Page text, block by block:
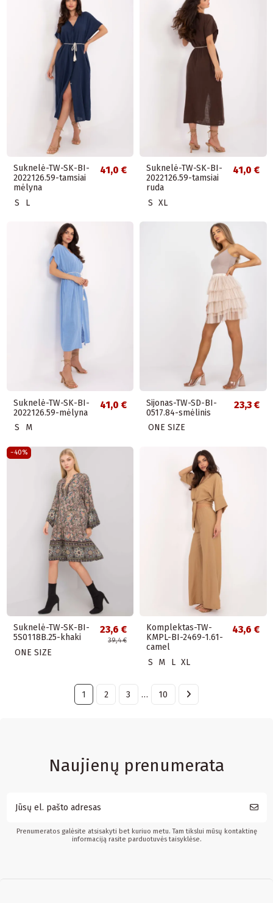
Suknelė-TW-SK-BI-
2022126.59-tamsiai
mėlyna
41,0 €
S L
Suknelė-TW-SK-BI-
2022126.59-tamsiai
ruda
41,0 €
S XL
Suknelė-TW-SK-BI-
2022126.59-mėlyna
41,0 €
S M
Sijonas-TW-SD-BI-
0517.84-smėlinis
23,3 €
ONE SIZE
−40%
Suknelė-TW-SK-BI-
5S0118B.25-khaki
23,6 €
39,4 €
ONE SIZE
Komplektas-TW-
KMPL-BI-2469-1.61-
camel
43,6 €
S M L XL
1 2 3 … 10
Naujienų prenumerata
Prenumeratos galėsite atsisakyti bet kuriuo metu. Tam tikslui mūsų kontaktinę
informaciją rasite parduotuvės taisyklėse.